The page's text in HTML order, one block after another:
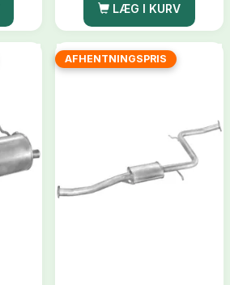
LÆG I KURV
AFHENTNINGSPRIS